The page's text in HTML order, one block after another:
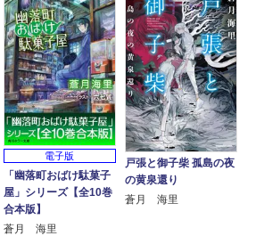
電子版
「幽落町おばけ駄菓子
屋」シリーズ【全10巻
合本版】
蒼月 海里
戸張と御子柴 孤島の夜
の黄泉還り
蒼月 海里